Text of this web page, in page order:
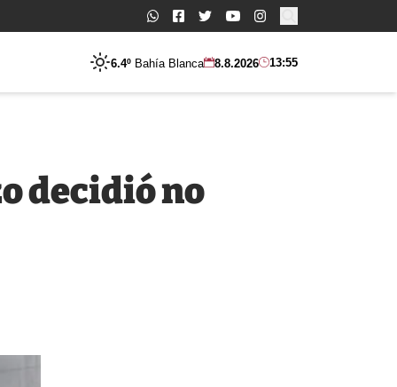
Buscar:
6.4º Bahía Blanca 8.8.2026 13:55
decidió no